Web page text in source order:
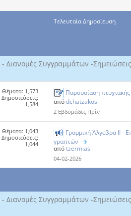
Τελευταία Δημοσίευση
Συγγραμμάτων -
Θέματα: 1,573
Δημοσιεύσεις:
1,584
Παρουσίαση πτυχιακής
απόdchatzakos
2 Εβδομάδες Πρίν
Θέματα: 1,043
Δημοσιεύσεις:
1,044
Γραμμική Άλγεβρα ΙΙ -
γραπτών
απόtzermias
04-02-2026
Συγγραμμάτων -